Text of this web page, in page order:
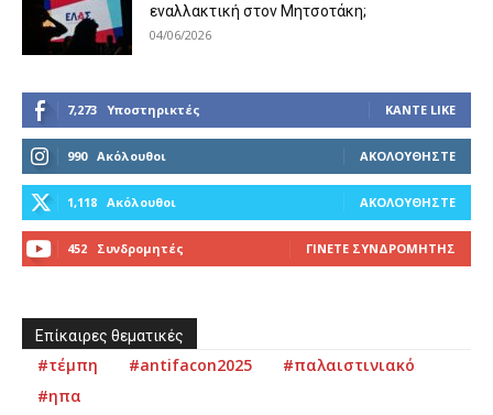
εναλλακτική στον Μητσοτάκη;
04/06/2026
7,273 Υποστηρικτές ΚΆΝΤΕ LIKE
990 Ακόλουθοι ΑΚΟΛΟΥΘΉΣΤΕ
1,118 Ακόλουθοι ΑΚΟΛΟΥΘΉΣΤΕ
452 Συνδρομητές ΓΊΝΕΤΕ ΣΥΝΔΡΟΜΗΤΉΣ
Επίκαιρες θεματικές
#τέμπη #antifacon2025
#παλαιστινιακό
#ηπα